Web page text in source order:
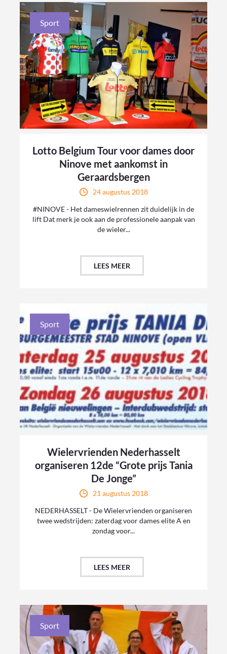
Sport
Lotto Belgium Tour voor dames door
Ninove met aankomst in
Geraardsbergen
24 augustus 2018
#NINOVE - Het dameswielrennen zit duidelijk in de
lift Dat merk je ook aan de professionele aanpak van
de wieler...
LEES MEER
Sport
Wielervrienden Nederhasselt
organiseren 12de “Grote prijs Tania
De Jonge”
21 augustus 2018
NEDERHASSELT - De Wielervrienden organiseren
twee wedstrijden: zaterdag voor dames elite A en
zondag voor...
LEES MEER
Sport